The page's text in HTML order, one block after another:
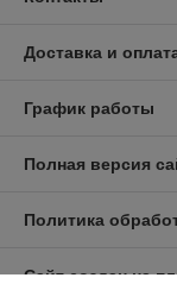
Доставка и
График работы
Полная версия
Политика
Сайт создан на